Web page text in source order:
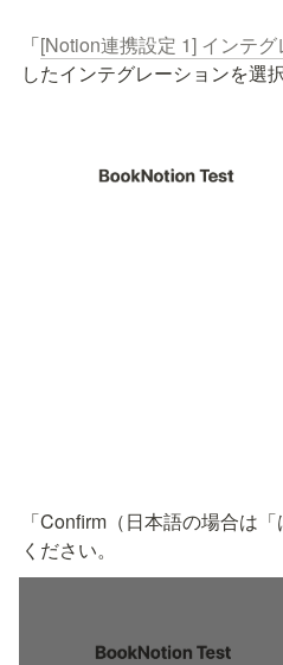
「[Notion連携設定 1] インテ
したインテグレーションを選択
「Confirm（日本語の場合は
ください。